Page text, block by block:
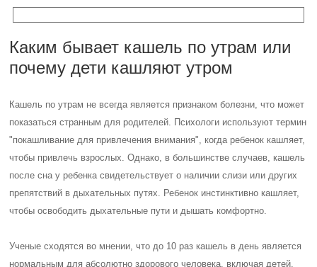
Каким бывает кашель по утрам или
почему дети кашляют утром
Кашель по утрам не всегда является признаком болезни, что может
показаться странным для родителей. Психологи используют термин
"покашливание для привлечения внимания", когда ребенок кашляет,
чтобы привлечь взрослых. Однако, в большинстве случаев, кашель
после сна у ребенка свидетельствует о наличии слизи или других
препятствий в дыхательных путях. Ребенок инстинктивно кашляет,
чтобы освободить дыхательные пути и дышать комфортно.
Ученые сходятся во мнении, что до 10 раз кашель в день является
нормальным для абсолютно здорового человека, включая детей.